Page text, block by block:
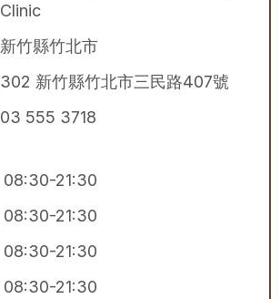
Clinic
新竹縣竹北市
302 新竹縣竹北市三民路407號
03 555 3718
08:30-21:30
08:30-21:30
08:30-21:30
08:30-21:30